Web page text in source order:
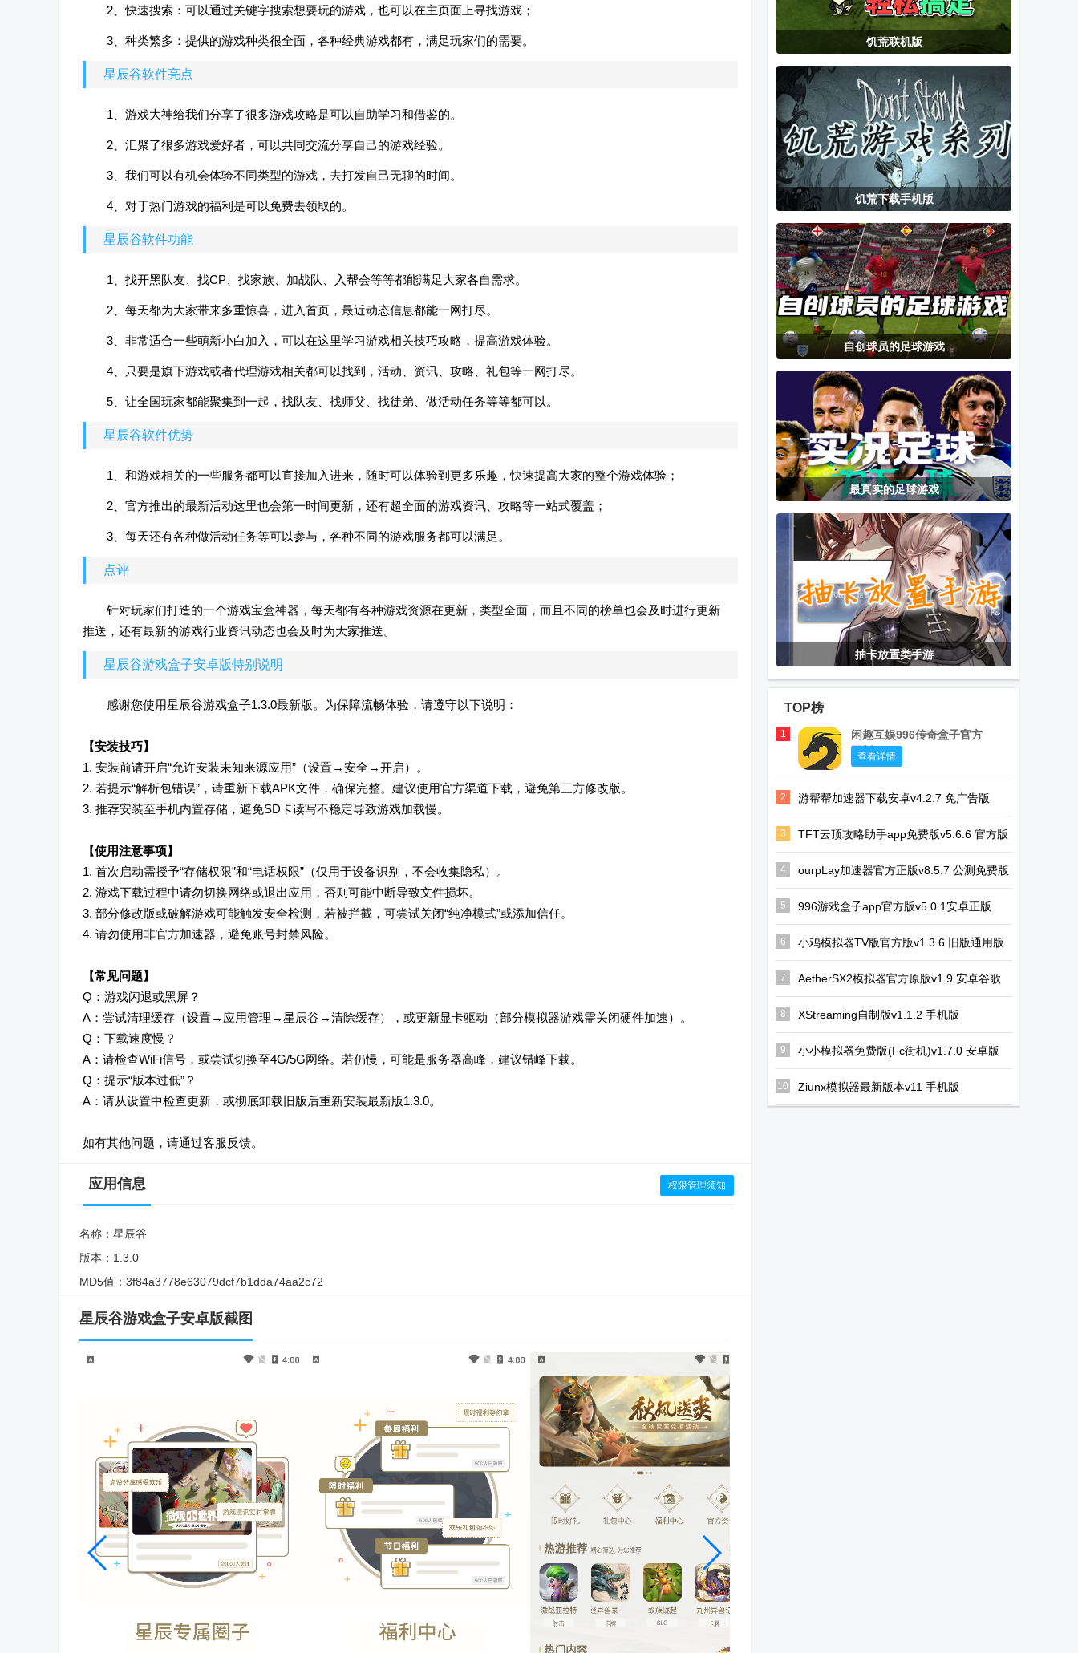
2、快速搜索：可以通过关键字搜索想要玩的游戏，也可以在主页面上寻找游戏；
3、种类繁多：提供的游戏种类很全面，各种经典游戏都有，满足玩家们的需要。
星辰谷软件亮点
1、游戏大神给我们分享了很多游戏攻略是可以自助学习和借鉴的。
2、汇聚了很多游戏爱好者，可以共同交流分享自己的游戏经验。
3、我们可以有机会体验不同类型的游戏，去打发自己无聊的时间。
4、对于热门游戏的福利是可以免费去领取的。
星辰谷软件功能
1、找开黑队友、找CP、找家族、加战队、入帮会等等都能满足大家各自需求。
2、每天都为大家带来多重惊喜，进入首页，最近动态信息都能一网打尽。
3、非常适合一些萌新小白加入，可以在这里学习游戏相关技巧攻略，提高游戏体验。
4、只要是旗下游戏或者代理游戏相关都可以找到，活动、资讯、攻略、礼包等一网打尽。
5、让全国玩家都能聚集到一起，找队友、找师父、找徒弟、做活动任务等等都可以。
星辰谷软件优势
1、和游戏相关的一些服务都可以直接加入进来，随时可以体验到更多乐趣，快速提高大家的整个游戏体验；
2、官方推出的最新活动这里也会第一时间更新，还有超全面的游戏资讯、攻略等一站式覆盖；
3、每天还有各种做活动任务等可以参与，各种不同的游戏服务都可以满足。
点评
针对玩家们打造的一个游戏宝盒神器，每天都有各种游戏资源在更新，类型全面，而且不同的榜单也会及时进行更新
推送，还有最新的游戏行业资讯动态也会及时为大家推送。
星辰谷游戏盒子安卓版特别说明
感谢您使用星辰谷游戏盒子1.3.0最新版。为保障流畅体验，请遵守以下说明：
【安装技巧】
1. 安装前请开启“允许安装未知来源应用”（设置→安全→开启）。
2. 若提示“解析包错误”，请重新下载APK文件，确保完整。建议使用官方渠道下载，避免第三方修改版。
3. 推荐安装至手机内置存储，避免SD卡读写不稳定导致游戏加载慢。
【使用注意事项】
1. 首次启动需授予“存储权限”和“电话权限”（仅用于设备识别，不会收集隐私）。
2. 游戏下载过程中请勿切换网络或退出应用，否则可能中断导致文件损坏。
3. 部分修改版或破解游戏可能触发安全检测，若被拦截，可尝试关闭“纯净模式”或添加信任。
4. 请勿使用非官方加速器，避免账号封禁风险。
【常见问题】
Q：游戏闪退或黑屏？
A：尝试清理缓存（设置→应用管理→星辰谷→清除缓存），或更新显卡驱动（部分模拟器游戏需关闭硬件加速）。
Q：下载速度慢？
A：请检查WiFi信号，或尝试切换至4G/5G网络。若仍慢，可能是服务器高峰，建议错峰下载。
Q：提示“版本过低”？
A：请从设置中检查更新，或彻底卸载旧版后重新安装最新版1.3.0。
如有其他问题，请通过客服反馈。
应用信息 权限管理须知
名称： 星辰谷
版本： 1.3.0
MD5值： 3f84a3778e63079dcf7b1dda74aa2c72
星辰谷游戏盒子安卓版截图
Sanshiro 2
Pro安卓中文
版
Winlator J大
版pc模拟器
一起温州麻将
app官方安装
四川宜宾博雅
棋牌官方版
茱元游戏模拟
器TV版
我的世界珍妮
模组Jenny
Mod资源包
涂画捉迷藏最
新版
火影忍者究极
忍者风暴
1(Ultimate
Ninja
STORM)
PVZ2修改神
器(SMR-
ToolBox)
饥荒联机版
饥荒下载手机版
自创球员的足球游戏
最真实的足球游戏
抽卡放置类手游
TOP榜
1
闲趣互娱996传奇盒子官方
正版
查看详情
2 游帮帮加速器下载安卓v4.2.7 免广告版
3 TFT云顶攻略助手app免费版v5.6.6 官方版
4 ourpLay加速器官方正版v8.5.7 公测免费版
5 996游戏盒子app官方版v5.0.1安卓正版
6 小鸡模拟器TV版官方版v1.3.6 旧版通用版
7
AetherSX2模拟器官方原版v1.9 安卓谷歌
版
8 XStreaming自制版v1.1.2 手机版
9 小小模拟器免费版(Fc街机)v1.7.0 安卓版
10 Ziunx模拟器最新版本v11 手机版